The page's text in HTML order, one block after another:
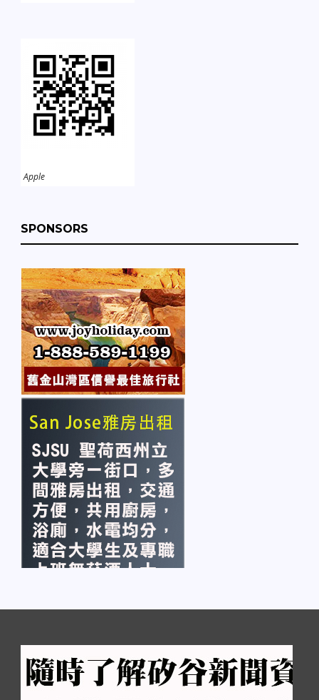
Apple
SPONSORS